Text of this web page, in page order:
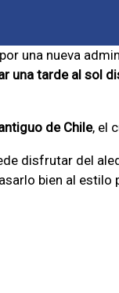
una nueva
una tarde al sol
de Chile, el
disfrutar del
bien al estilo